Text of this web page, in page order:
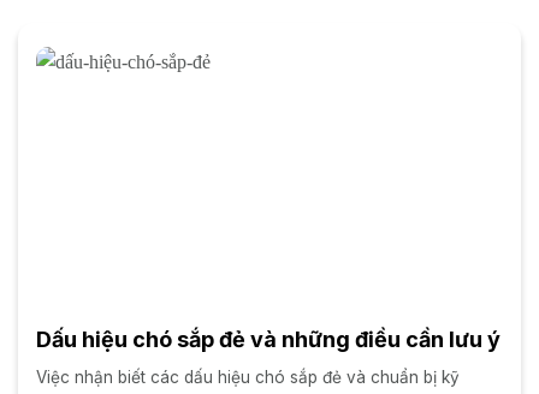
Dấu hiệu chó sắp đẻ và những điều cần lưu ý
Việc nhận biết các dấu hiệu chó sắp đẻ và chuẩn bị kỹ